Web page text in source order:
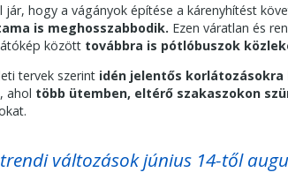
jár, hogy a vágányok építése a kárenyhítést
is meghosszabbodik. Ezen váratlan és
között továbbra is pótlóbuszok
tervek szerint idén jelentős korlátozásokra
, ahol több ütemben, eltérő szakaszokon
változások június 14-től